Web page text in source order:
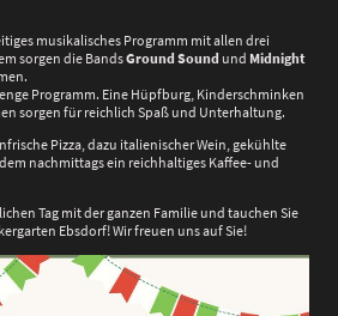
musikalisches Programm mit allen drei
sorgen die BandsGround Sound und Midnight
Programm. Eine Hüpfburg, Kinderschminken
sorgen für reichlich Spaß und Unterhaltung.
Pizza, dazu italienischer Wein, gekühlte
nachmittags ein reichhaltiges Kaffee- und
Tag mit der ganzen Familie und tauchen Sie
Ebsdorf! Wir freuen uns auf Sie!